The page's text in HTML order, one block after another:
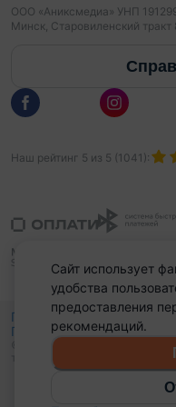
ООО «Аниксмедиа» УНП
Минск, Старовиленский тракт
Наш рейтинг 5 из 5 1041 ):
Политика
Политика обработки
© 2015 - 2026, Domovita.by.
только при наличии активной
Сайт использует
удобства
предоставления
рекомендаций.